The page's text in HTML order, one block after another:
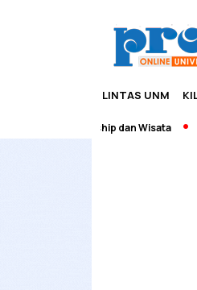
LINTAS UNM
Edupreneurship dan Wisata